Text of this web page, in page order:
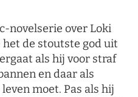
novelserie over Loki
de stoutste god uit
als hij voor straf
en daar als
moet. Pas als hij